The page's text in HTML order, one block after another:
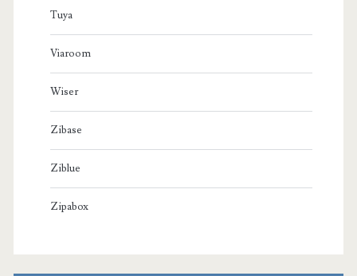
Tuya
Viaroom
Wiser
Zibase
Ziblue
Zipabox